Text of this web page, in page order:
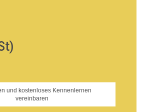
und kostenloses Kennenlernen
vereinbaren